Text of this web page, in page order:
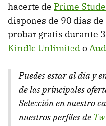
hacerte de Prime
dispones de 90 días
probar gratis durante
Kindle Unlimitedo
Puedes estar al día y
de las principales
Selección en nuestro
nuestros perfiles de